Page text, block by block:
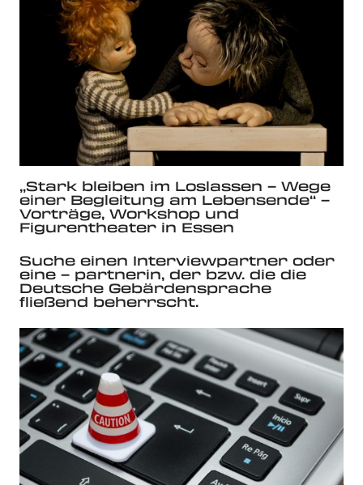
„Stark bleiben im Loslassen – Wege
einer Begleitung am Lebensende“ –
Vorträge, Workshop und
Figurentheater in Essen
Suche einen Interviewpartner oder
eine – partnerin, der bzw. die die
Deutsche Gebärdensprache
fließend beherrscht.